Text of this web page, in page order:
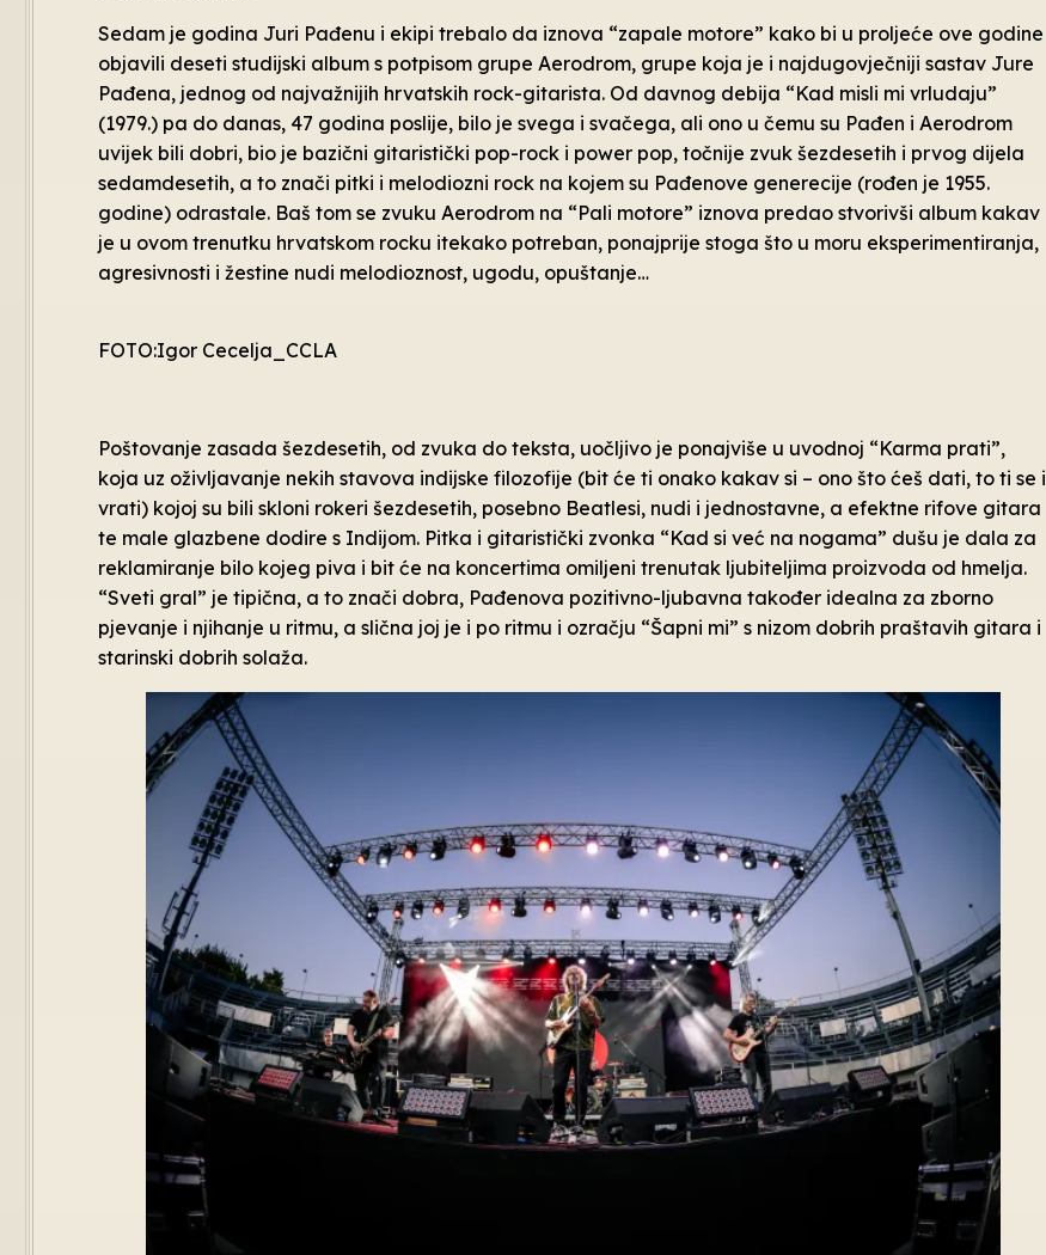
Sedam je godina Juri Pađenu i ekipi trebalo da iznova “zapale motore” kako bi u proljeće ove godine
objavili deseti studijski album s potpisom grupe Aerodrom, grupe koja je i najdugovječniji sastav Jure
Pađena, jednog od najvažnijih hrvatskih rock-gitarista. Od davnog debija “Kad misli mi vrludaju”
(1979.) pa do danas, 47 godina poslije, bilo je svega i svačega, ali ono u čemu su Pađen i Aerodrom
uvijek bili dobri, bio je bazični gitaristički pop-rock i power pop, točnije zvuk šezdesetih i prvog dijela
sedamdesetih, a to znači pitki i melodiozni rock na kojem su Pađenove generecije (rođen je 1955.
godine) odrastale. Baš tom se zvuku Aerodrom na “Pali motore” iznova predao stvorivši album kakav
je u ovom trenutku hrvatskom rocku itekako potreban, ponajprije stoga što u moru eksperimentiranja,
agresivnosti i žestine nudi melodioznost, ugodu, opuštanje…
FOTO:Igor Cecelja_CCLA
Poštovanje zasada šezdesetih, od zvuka do teksta, uočljivo je ponajviše u uvodnoj “Karma prati”,
koja uz oživljavanje nekih stavova indijske filozofije (bit će ti onako kakav si – ono što ćeš dati, to ti se i
vrati) kojoj su bili skloni rokeri šezdesetih, posebno Beatlesi, nudi i jednostavne, a efektne rifove gitara
te male glazbene dodire s Indijom. Pitka i gitaristički zvonka “Kad si već na nogama” dušu je dala za
reklamiranje bilo kojeg piva i bit će na koncertima omiljeni trenutak ljubiteljima proizvoda od hmelja.
“Sveti gral” je tipična, a to znači dobra, Pađenova pozitivno-ljubavna također idealna za zborno
pjevanje i njihanje u ritmu, a slična joj je i po ritmu i ozračju “Šapni mi” s nizom dobrih praštavih gitara i
starinski dobrih solaža.